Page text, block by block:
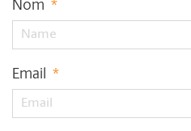
Nom *
Email *